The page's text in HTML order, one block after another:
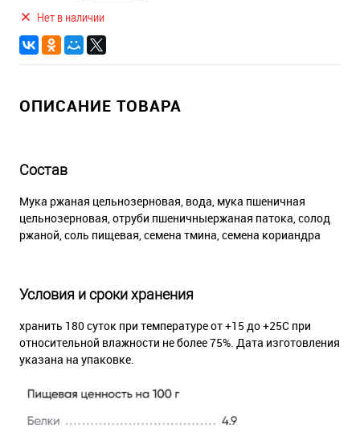
Нет в наличии
ОПИСАНИЕ ТОВАРА
Состав
Мука ржаная цельнозерновая, вода, мука пшеничная
цельнозерновая, отруби пшеничныержаная патока, солод
ржаной, соль пищевая, семена тмина, семена кориандра
Условия и сроки хранения
хранить 180 суток при температуре от +15 до +25С при
относительной влажности не более 75%. Дата изготовления
указана на упаковке.